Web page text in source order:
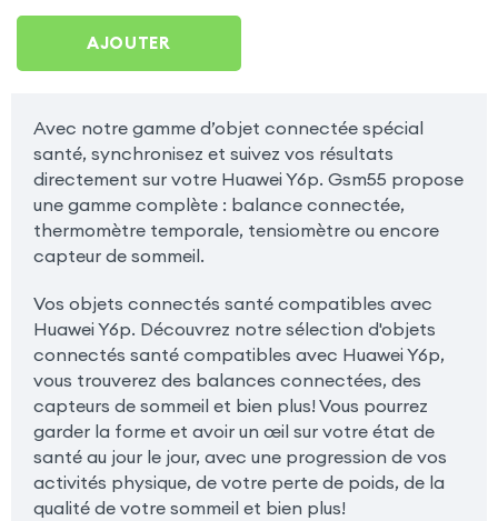
AJOUTER
Avec notre gamme d’objet connectée spécial
santé, synchronisez et suivez vos résultats
directement sur votre Huawei Y6p. Gsm55 propose
une gamme complète : balance connectée,
thermomètre temporale, tensiomètre ou encore
capteur de sommeil.
Vos objets connectés santé compatibles avec
Huawei Y6p. Découvrez notre sélection d'objets
connectés santé compatibles avec Huawei Y6p,
vous trouverez des balances connectées, des
capteurs de sommeil et bien plus! Vous pourrez
garder la forme et avoir un œil sur votre état de
santé au jour le jour, avec une progression de vos
activités physique, de votre perte de poids, de la
qualité de votre sommeil et bien plus!